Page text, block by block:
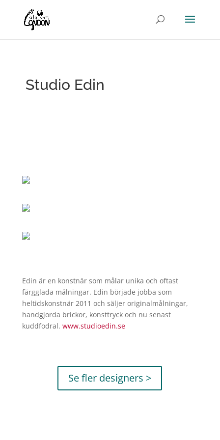
Studio Edin
Edin är en konstnär som målar unika och oftast
färgglada målningar. Edin började jobba som
heltidskonstnär 2011 och säljer originalmålningar,
handgjorda brickor, konsttryck och nu senast
kuddfodral. www.studioedin.se
Se fler designers >